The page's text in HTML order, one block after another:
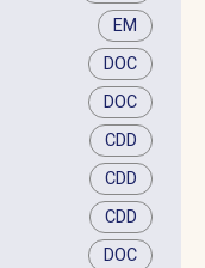
EM
DOC
DOC
CDD
CDD
CDD
DOC